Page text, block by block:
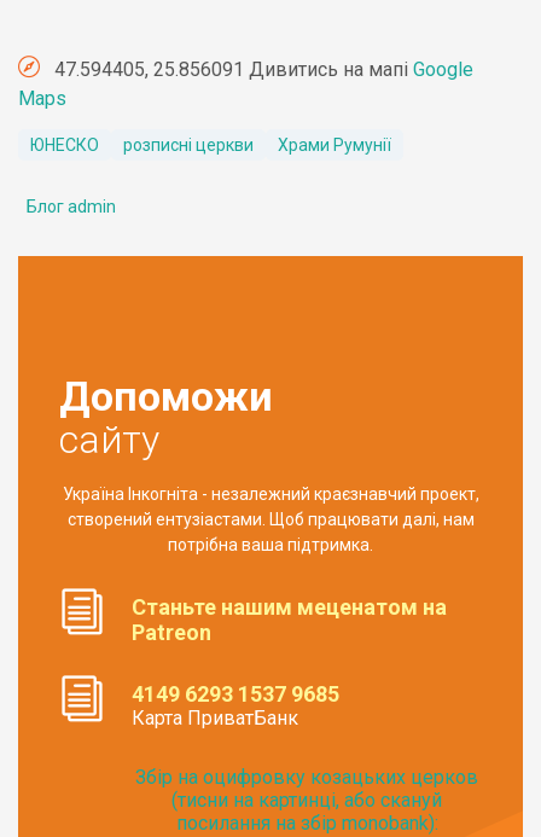
47.594405, 25.856091 Дивитись на мапі Google
Maps
ЮНЕСКО розписні церкви Храми Румунії
Блог admin
Допоможи
сайту
Україна Інкогніта - незалежний краєзнавчий проект,
створений ентузіастами. Щоб працювати далі, нам
потрібна ваша підтримка.
Станьте нашим меценатом на
Patreon
4149 6293 1537 9685
Карта ПриватБанк
Збір на оцифровку козацьких церков
(тисни на картинці, або скануй
посилання на збір monobank):